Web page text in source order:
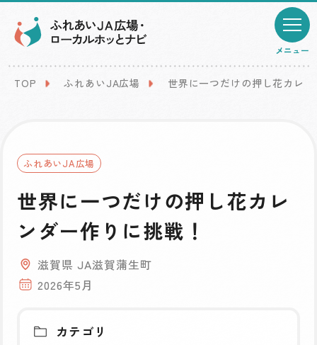
メニュー
TOP ふれあいJA広場 世界に一つだけの押し花カレ
ふれあいJA広場
世界に一つだけの押し花カレ
ンダー作りに挑戦！
滋賀県 JA滋賀蒲生町
2026年5月
カテゴリ